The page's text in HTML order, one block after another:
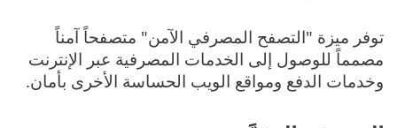
توفر ميزة "التصفح المصرفي الآمن" متصفحاً آمناً
مصمماً للوصول إلى الخدمات المصرفية عبر الإنترنت
وخدمات الدفع ومواقع الويب الحساسة الأخرى بأمان.